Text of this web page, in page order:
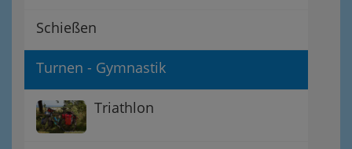
Schießen
Turnen - Gymnastik
Triathlon